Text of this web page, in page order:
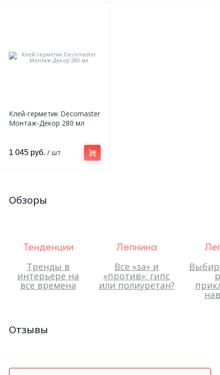
Клей-герметик Decomaster
Монтаж-Декор 280 мл
1 045 руб. / шт
Обзоры
Тенденции
Тренды в
интерьере на
все времена
Лепнина
Все «за» и
«против»: гипс
или полиуретан?
Отзывы